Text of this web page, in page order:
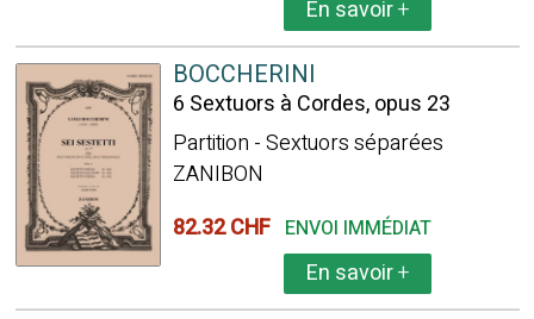
En savoir+
BOCCHERINI
6 Sextuors à Cordes, opus 23
Partition - Sextuors séparées
ZANIBON
82.32 CHF ENVOI IMMÉDIAT
En savoir+